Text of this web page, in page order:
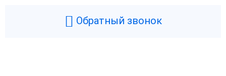
Обратный звонок